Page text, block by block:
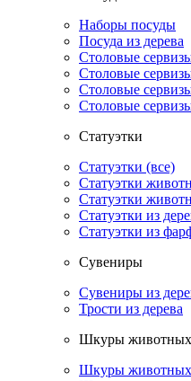
Наборы посуды
Посуда из дерева
Столовые
Столовые
Столовые
Столовые
Статуэтки
Статуэтки (все)
Статуэтки
Статуэтки
Статуэтки из
Статуэтки из
Сувениры
Сувениры из
Трости из дерева
Шкуры животных
Шкуры животных